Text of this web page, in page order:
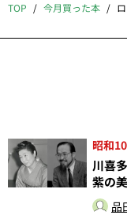
TOP 今月買った本
昭和
川喜
紫の美
品